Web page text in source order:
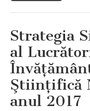
Strategia
al
Ştiinţifică
anul 2017